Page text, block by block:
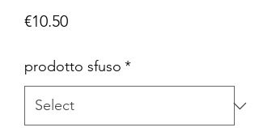
€10.50Price
prodotto sfuso *